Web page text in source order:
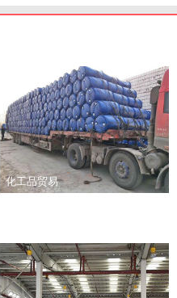
化工品贸易